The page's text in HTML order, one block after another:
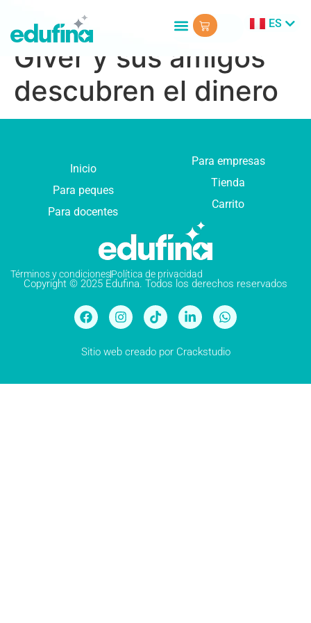
ES
EN
Giver y sus amigos
descubren el dinero
Inicio
Para peques
Para docentes
Para empresas
Tienda
Carrito
Términos y condicionesPolítica de privacidad
Copyright © 2025 Edufina. Todos los derechos reservados
Sitio web creado por Crackstudio